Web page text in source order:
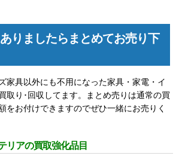
りましたらまとめてお売り下
家具以外にも不用になった家具・家電・イ
取り･回収してます。まとめ売りは通常の買
をお付けできますのでぜひ一緒にお売りく
リアの買取強化品目